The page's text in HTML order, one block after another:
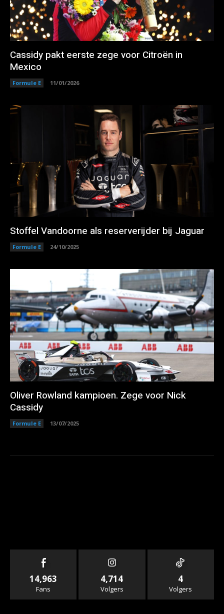
Cassidy pakt eerste zege voor Citroën in
Mexico
Formule E 11/01/2026
Stoffel Vandoorne als reserverijder bij Jaguar
Formule E 24/10/2025
Oliver Rowland kampioen. Zege voor Nick
Cassidy
Formule E 13/07/2025
14,963
Fans
4,714
Volgers
4
Volgers